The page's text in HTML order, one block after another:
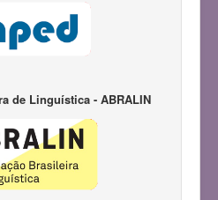
de Linguística - ABRALIN